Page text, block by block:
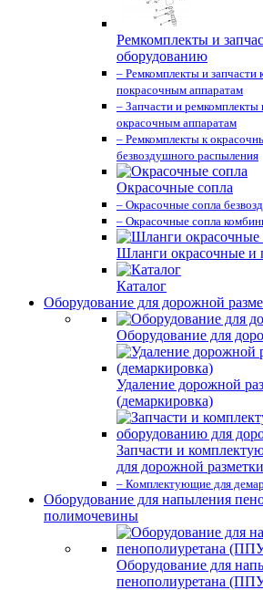
Ремкомплекты и
оборудованию
– Ремкомплекты и запчасти
покрасочным аппаратам
– Запчасти и ремкомплекты
окрасочным аппаратам
– Ремкомплекты к
безвоздушного распыления
Окрасочные сопла
– Окрасочные сопла
– Окрасочные сопла
Шланги окрасочные и
Каталог
Оборудование для дорожной
Оборудование для
Удаление дорожной
(демаркировка)
Запчасти и
для дорожной разметки
– Комплектующие для
Оборудование для напыления
полимочевины
Оборудование для
пенополиуретана